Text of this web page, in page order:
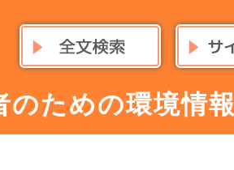
のための環境情報